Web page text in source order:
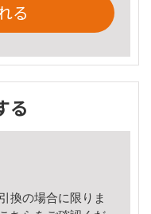
る
る
換の場合に限りま